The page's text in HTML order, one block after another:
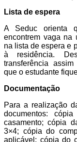
Lista de espera
A Seduc orienta
encontrem vaga na
na lista de espera e
à residência.
transferência
que o estudante
Documentação
Para a realização
documentos:
casamento; cópia
3×4; cópia do
aplicável; cópia do